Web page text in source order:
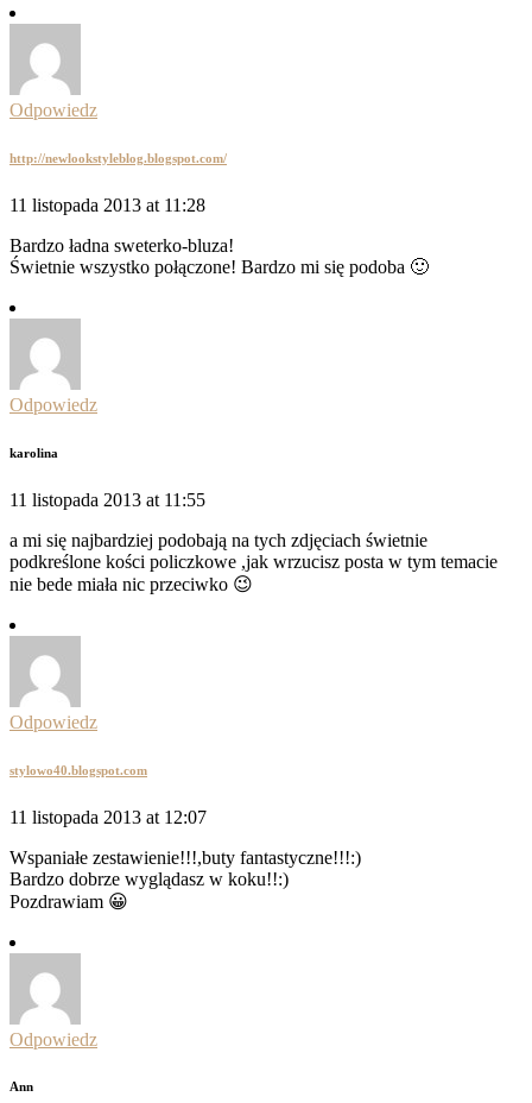
Odpowiedz
http://newlookstyleblog.blogspot.com/
11 listopada 2013 at 11:28
Bardzo ładna sweterko-bluza!
Świetnie wszystko połączone! Bardzo mi się podoba 🙂
Odpowiedz
karolina
11 listopada 2013 at 11:55
a mi się najbardziej podobają na tych zdjęciach świetnie
podkreślone kości policzkowe ,jak wrzucisz posta w tym temacie
nie bede miała nic przeciwko 😉
Odpowiedz
stylowo40.blogspot.com
11 listopada 2013 at 12:07
Wspaniałe zestawienie!!!,buty fantastyczne!!!:)
Bardzo dobrze wyglądasz w koku!!:)
Pozdrawiam 😀
Odpowiedz
Ann